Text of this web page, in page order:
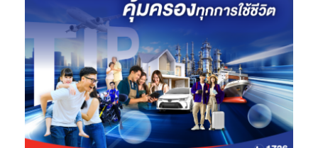
“ช้างโคลด์ บรูว์” Recyclable Pack มีวางจำหน่ายแล้วในร้านสะดวก
ซื้อ (7-11) ทั่วประเทศ จำนวน 100,000 ชิ้น โดยลูกค้าสามารถนำบรรจุ
ภัณฑ์ที่ใช้แล้วมาส่งคืนที่จุดส่งคืนผลิตภัณฑ์ (Drop off) ในพิกัดที่มี
มากถึง 439 จุด โดยบรรจุภัณฑ์ที่ถูกส่งคืนอย่างถูกที่ ถูกวิธีนี้จะถูกนำ
กลับเข้าสู่กระบวนจัดการอย่างเหมาะสมเพื่อนำไปรีไซเคิลผลิตเป็น
บรรจุภัณฑ์อีกครั้ง หรือเพิ่มมูลค่าด้วยการผลิตเป็นสินค้าชนิดอื่น ซึ่ง
เป็นการลดการใช้ทรัพยากรธรรมชาติ และลดผลกระทบของบรรจุ
ภัณฑ์หลังการบริโภคต่อสิ่งแวดล้อมอย่างยั่งยืนอีกด้วย